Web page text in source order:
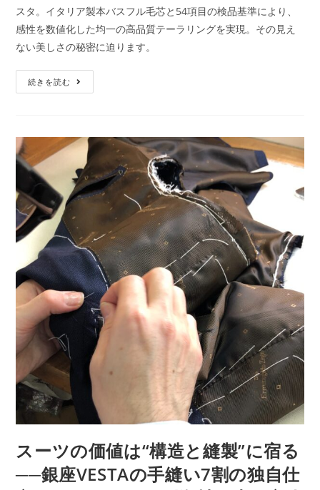
スタ。イタリア製本バスフル毛芯と54項目の検品基準により、
感性を数値化した均一の高品質テーラリングを実現。その見え
ない美しさの秘密に迫ります。
続きを読む
スーツの価値は“構造と縫製”に宿る
──銀座VESTAの手縫い7割の独自仕